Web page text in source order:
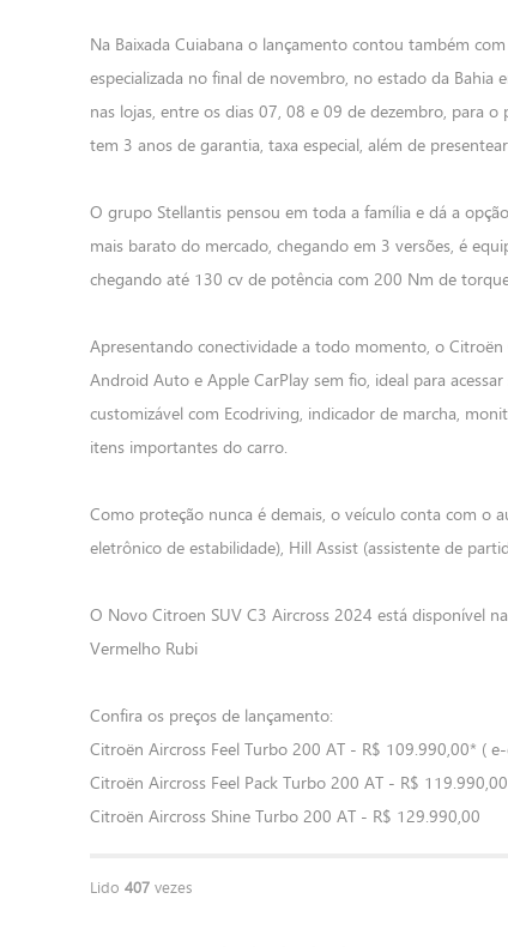
Na Baixada Cuiabana o lançamento contou também
especializada no final de novembro, no estado da
nas lojas, entre os dias 07, 08 e 09 de dezembro, para
tem 3 anos de garantia, taxa especial, além de
O grupo Stellantis pensou em toda a família e dá a
mais barato do mercado, chegando em 3 versões, é
chegando até 130 cv de potência com 200 Nm de
Apresentando conectividade a todo momento, o
Android Auto e Apple CarPlay sem fio, ideal para
customizável com Ecodriving, indicador de marcha,
itens importantes do carro.
Como proteção nunca é demais, o veículo conta com o
eletrônico de estabilidade), Hill Assist (assistente de
O Novo Citroen SUV C3 Aircross 2024 está disponível
Vermelho Rubi
Confira os preços de lançamento:
Citroën Aircross Feel Turbo 200 AT - R$ 109.990,00* (
Citroën Aircross Feel Pack Turbo 200 AT - R$ 119.990,00
Citroën Aircross Shine Turbo 200 AT - R$ 129.990,00
Lido 407 vezes